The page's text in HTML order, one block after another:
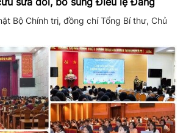
Bộ Chính trị, đồng chí Tổng Bí thư, Chủ